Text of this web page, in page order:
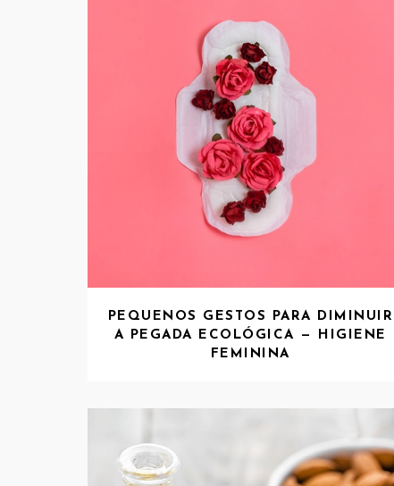
PEQUENOS GESTOS PARA DIMINUIR
A PEGADA ECOLÓGICA — HIGIENE
FEMININA